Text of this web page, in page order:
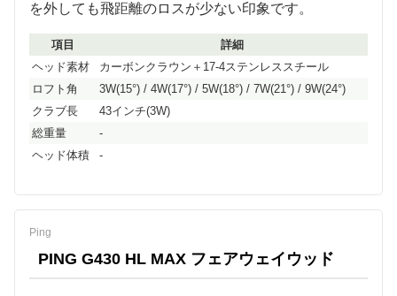
を外しても飛距離のロスが少ない印象です。
項目
詳細
ヘッド素材
カーボンクラウン＋17-4ステンレススチール
ロフト角
3W(15°) / 4W(17°) / 5W(18°) / 7W(21°) / 9W(24°)
クラブ長
43インチ(3W)
総重量
-
ヘッド体積
-
Ping
PING G430 HL MAX フェアウェイウッド